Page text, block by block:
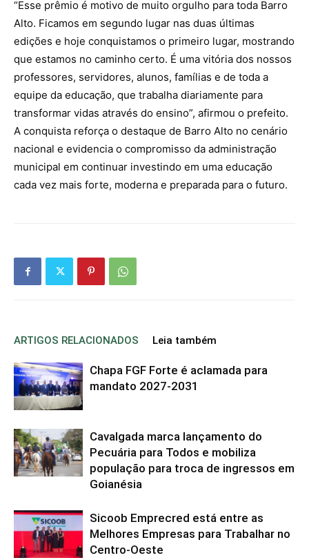
“Esse prêmio é motivo de muito orgulho para toda Barro
Alto. Ficamos em segundo lugar nas duas últimas
edições e hoje conquistamos o primeiro lugar, mostrando
que estamos no caminho certo. É uma vitória dos nossos
professores, servidores, alunos, famílias e de toda a
equipe da educação, que trabalha diariamente para
transformar vidas através do ensino”, afirmou o prefeito.
A conquista reforça o destaque de Barro Alto no cenário
nacional e evidencia o compromisso da administração
municipal em continuar investindo em uma educação
cada vez mais forte, moderna e preparada para o futuro.
ARTIGOS RELACIONADOS Leia também
Chapa FGF Forte é aclamada para
mandato 2027-2031
Cavalgada marca lançamento do
Pecuária para Todos e mobiliza
população para troca de ingressos em
Goianésia
Sicoob Emprecred está entre as
Melhores Empresas para Trabalhar no
Centro-Oeste